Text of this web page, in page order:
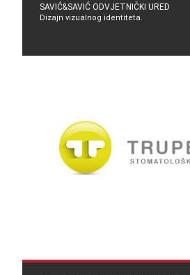
SAVIĆ&SAVIĆ ODVJETNIČKI URED
Dizajn vizualnog identiteta.